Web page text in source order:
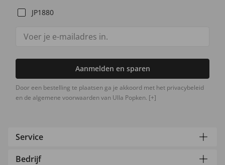
JP1880
Aanmelden en sparen
Door een bestelling te plaatsen ga je akkoord met het privacybeleid
en de algemene voorwaarden van Ulla Popken. [+]
Service
Bedrijf